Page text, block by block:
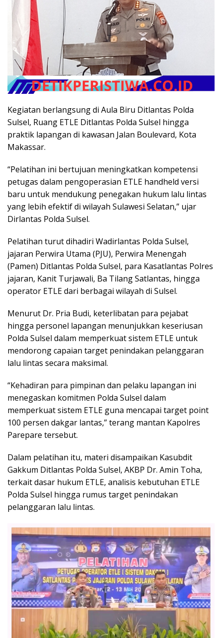
Kegiatan berlangsung di Aula Biru Ditlantas Polda
Sulsel, Ruang ETLE Ditlantas Polda Sulsel hingga
praktik lapangan di kawasan Jalan Boulevard, Kota
Makassar.
“Pelatihan ini bertujuan meningkatkan kompetensi
petugas dalam pengoperasian ETLE handheld versi
baru untuk mendukung penegakan hukum lalu lintas
yang lebih efektif di wilayah Sulawesi Selatan,” ujar
Dirlantas Polda Sulsel.
Pelatihan turut dihadiri Wadirlantas Polda Sulsel,
jajaran Perwira Utama (PJU), Perwira Menengah
(Pamen) Ditlantas Polda Sulsel, para Kasatlantas Polres
jajaran, Kanit Turjawali, Ba Tilang Satlantas, hingga
operator ETLE dari berbagai wilayah di Sulsel.
Menurut Dr. Pria Budi, keterlibatan para pejabat
hingga personel lapangan menunjukkan keseriusan
Polda Sulsel dalam memperkuat sistem ETLE untuk
mendorong capaian target penindakan pelanggaran
lalu lintas secara maksimal.
“Kehadiran para pimpinan dan pelaku lapangan ini
menegaskan komitmen Polda Sulsel dalam
memperkuat sistem ETLE guna mencapai target point
100 persen dakgar lantas,” terang mantan Kapolres
Parepare tersebut.
Dalam pelatihan itu, materi disampaikan Kasubdit
Gakkum Ditlantas Polda Sulsel, AKBP Dr. Amin Toha,
terkait dasar hukum ETLE, analisis kebutuhan ETLE
Polda Sulsel hingga rumus target penindakan
pelanggaran lalu lintas.